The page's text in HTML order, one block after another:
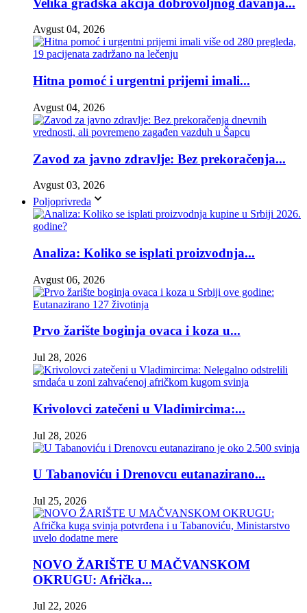
Avgust 04, 2026
Hitna pomoć i urgentni prijemi imali...
Avgust 04, 2026
Zavod za javno zdravlje: Bez prekoračenja...
Avgust 03, 2026
Poljoprivreda
Analiza: Koliko se isplati proizvodnja...
Avgust 06, 2026
Prvo žarište boginja ovaca i koza u...
Jul 28, 2026
Krivolovci zatečeni u Vladimircima:...
Jul 28, 2026
U Tabanoviću i Drenovcu eutanazirano...
Jul 25, 2026
NOVO ŽARIŠTE U MAČVANSKOM
OKRUGU: Afrička...
Jul 22, 2026